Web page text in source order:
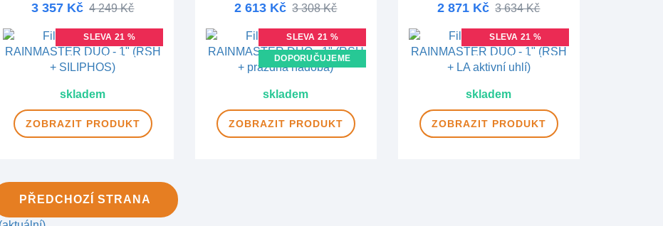
3 357 Kč 4 249 Kč
SLEVA 21 %
DOPRAVA ZDARMA
skladem
ZOBRAZIT PRODUKT
2 613 Kč 3 308 Kč
SLEVA 21 %
DOPORUČUJEME
skladem
ZOBRAZIT PRODUKT
2 871 Kč 3 634 Kč
SLEVA 21 %
DOPRAVA ZDARMA
skladem
ZOBRAZIT PRODUKT
PŘEDCHOZÍ STRANA